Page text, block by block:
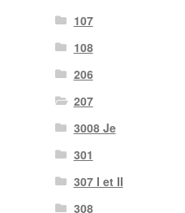
107
108
206
207
3008 Je
301
307 I et II
308